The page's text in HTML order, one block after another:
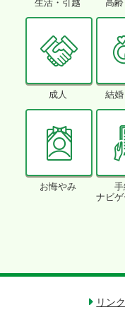
成人 結
お悔やみ
手
ナビ
リン